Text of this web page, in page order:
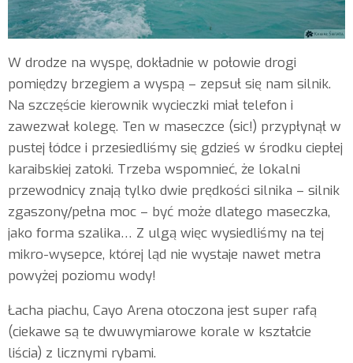
W drodze na wyspę, dokładnie w połowie drogi
pomiędzy brzegiem a wyspą – zepsuł się nam silnik.
Na szczęście kierownik wycieczki miał telefon i
zawezwał kolegę. Ten w maseczce (sic!) przypłynął w
pustej łódce i przesiedliśmy się gdzieś w środku ciepłej
karaibskiej zatoki. Trzeba wspomnieć, że lokalni
przewodnicy znają tylko dwie prędkości silnika – silnik
zgaszony/pełna moc – być może dlatego maseczka,
jako forma szalika… Z ulgą więc wysiedliśmy na tej
mikro-wysepce, której ląd nie wystaje nawet metra
powyżej poziomu wody!
Łacha piachu, Cayo Arena otoczona jest super rafą
(ciekawe są te dwuwymiarowe korale w kształcie
liścia) z licznymi rybami.